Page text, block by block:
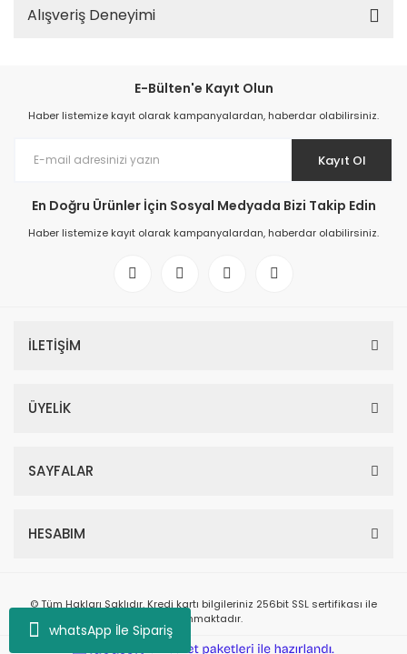
whatsApp İle Sipariş
Alışveriş Deneyimi
E-Bülten'e Kayıt Olun
Haber listemize kayıt olarak kampanyalardan, haberdar olabilirsiniz.
Kayıt Ol
En Doğru Ürünler İçin Sosyal Medyada Bizi Takip Edin
Haber listemize kayıt olarak kampanyalardan, haberdar olabilirsiniz.
İLETİŞİM
ÜYELİK
SAYFALAR
HESABIM
© Tüm Hakları Saklıdır. Kredi kartı bilgileriniz 256bit SSL sertifikası ile
korunmaktadır.
e-